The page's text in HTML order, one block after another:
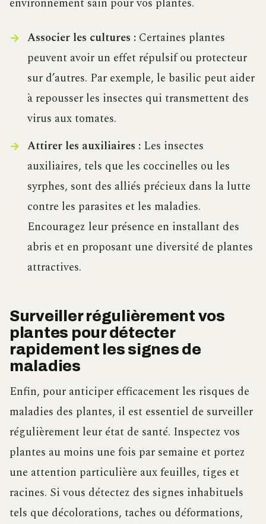
Associer les cultures :Certaines plantes
peuvent avoir un effet répulsif ou protecteur
sur d’autres. Par exemple, le basilic peut aider
à repousser les insectes qui transmettent des
virus aux tomates.
Attirer les auxiliaires :Les insectes
auxiliaires, tels que les coccinelles ou les
syrphes, sont des alliés précieux dans la lutte
contre les parasites et les maladies.
Encouragez leur présence en installant des
abris et en proposant une diversité de plantes
attractives.
Surveiller régulièrement vos
plantes pour détecter
rapidement les signes de
maladies
Enfin, pour anticiper efficacement les risques de
maladies des plantes, il est essentiel de surveiller
régulièrement leur état de santé. Inspectez vos
plantes au moins une fois par semaine et portez
une attention particulière aux feuilles, tiges et
racines. Si vous détectez des signes inhabituels
tels que décolorations, taches ou déformations,